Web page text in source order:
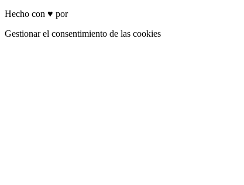
Hecho con ♥ por
Gestionar el consentimiento de las cookies